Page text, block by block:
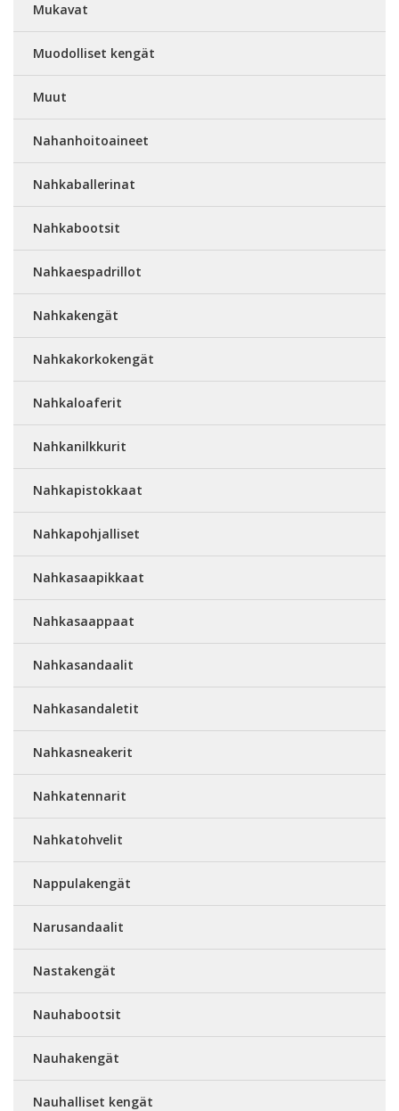
Mukavat
Muodolliset kengät
Muut
Nahanhoitoaineet
Nahkaballerinat
Nahkabootsit
Nahkaespadrillot
Nahkakengät
Nahkakorkokengät
Nahkaloaferit
Nahkanilkkurit
Nahkapistokkaat
Nahkapohjalliset
Nahkasaapikkaat
Nahkasaappaat
Nahkasandaalit
Nahkasandaletit
Nahkasneakerit
Nahkatennarit
Nahkatohvelit
Nappulakengät
Narusandaalit
Nastakengät
Nauhabootsit
Nauhakengät
Nauhalliset kengät